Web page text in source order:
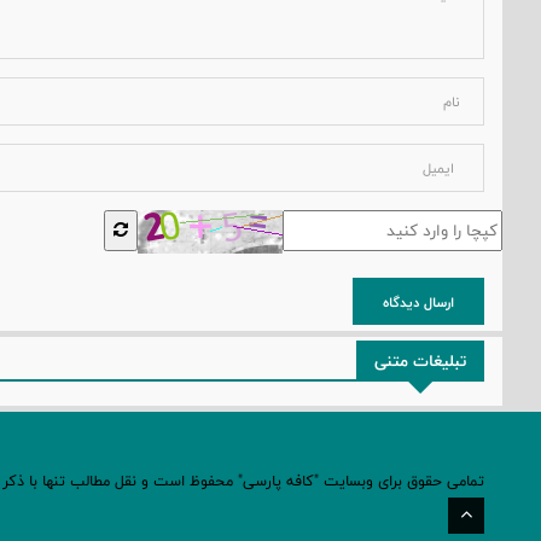
ارسال دیدگاه
تبلیغات متنی
تمامی حقوق برای وبسایت "کافه پارسی" محفوظ است و نقل مطالب تنها با